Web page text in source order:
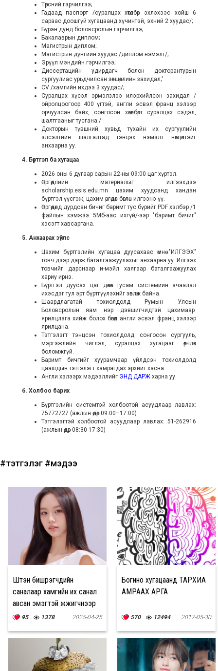
Төрсний гэрчилгээ;
Гадаад паспорт /суралцах хөтөлбөр эхлэхээс хойш 6
сараас доошгүй хугацаанд хүчинтэй, эхний 2 хуудас/;
Бүрэн дунд боловсролын гэрчилгээ;
Бакалаврын диплом;
Магистрын диплом;
Магистрын дүнгийн хуудас /диплом нэмэлт/;
Эрүүл мэндийн гэрчилгээ;
Диссертацийн удирдагч болон докторантурын
сургуулиас урьдчилсан зөвшөөрлийн захидал;'
CV /хамгийн ихдээ 3 хуудас/;
Суралцах хүсэл эрмэлзлээ илэрхийлсэн захидал /
ойролцоогоор 400 үгтэй, англи эсвэл франц хэлээр
орчуулсан байх, сонгосон хөтөлбөрт суралцах сэдэл,
шалтгааныг тусгана./
Докторын түвшний хувьд тухайн их сургуулийн
элсэлтийн шалгалтад тэнцэх нэмэлт нөхцөлтэйг
анхаарна уу.
4. Бүртгэл ба хугацаа
2026 оны 6 дугаар сарын 22-ны 09:00 цаг хүртэл.
Өргөдлийн материалыг илгээхдээ
scholarship.esis.edu.mn цахим хуудсанд хандан
бүртгэл үүсгэж, цахим өргөдөл бөглөн илгээнэ үү.
Өргөдөлд дурдсан бичиг баримт тус бүрийг PDF хэлбэр /1
файлын хэмжээ 5Мб-аас ихгүй/-ээр "баримт бичиг"
хэсэгт хавсаргана.
5. Анхаарах зүйлс
Цахим бүртгэлийн хугацаа дуусахаас өмнө "ИЛГЭЭХ"
товч дээр дарж баталгаажуулахыг анхаарна уу. Илгээх
товчийг дарснаар и-мэйл хаягаар баталгаажуулах
хариу ирнэ.
Бүртгэл дуусах цаг дөхөх тусам системийн ачаалал
ихэсдэг тул эрт бүртгүүлэхийг зөвлөж байна.
Шаардлагатай тохиолдолд Румын Улсын
Боловсролын яам нэр дэвшигчидтэй цахимаар
ярилцлага хийж болох бөгөөд англи эсвэл франц хэлээр
ярилцана.
Тэтгэлэгт тэнцсэн тохиолдолд сонгосон сургууль,
мэргэжлийн чиглэл, суралцах хугацааг өөрчлөх
боломжгүй.
Баримт бичгийг хуурамчаар үйлдсэн тохиолдолд
цаашдын тэтгэлэгт хамрагдах эрхийг хасна.
Англи хэлээрх мэдээллийг ЭНД ДАРЖхарна уу.
6. Холбоо барих
Бүртгэлийн системтэй холбоотой асуудлаар лавлах:
75772727 (ажлын өдөр 09:00–17:00)
Тэтгэлэгтэй холбоотой асуудлаар лавлах: 51-262916
(ажлын өдөр 08:30-17:30)
#тэтгэлэг #мэдээ
Шүтэн бишрэгчдийн
саналаар хамгийн их санал
авсан эмэгтэй жүжигчнээр
Hyeri тэргүүлж байна
95 1378 2025-04-25
Богино хугацаанд ТАРХИА
АМРААХ АРГА
570 12494 2017-05-30